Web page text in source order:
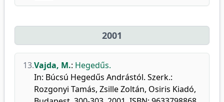
2001
13.Vajda, M.: Hegedűs.
In: Búcsú Hegedűs Andrástól. Szerk.:
Rozgonyi Tamás, Zsille Zoltán, Osiris Kiadó,